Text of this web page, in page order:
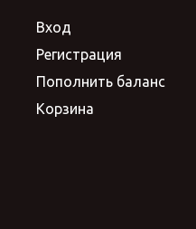
Вход
Регистрация
Пополнить баланс
Корзина